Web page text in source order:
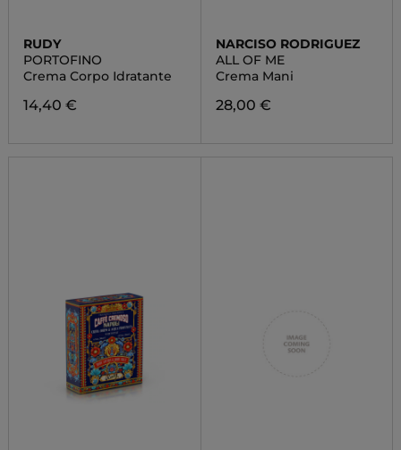
RUDY
PORTOFINO
Crema Corpo Idratante
14,40 €
NARCISO RODRIGUEZ
ALL OF ME
Crema Mani
28,00 €